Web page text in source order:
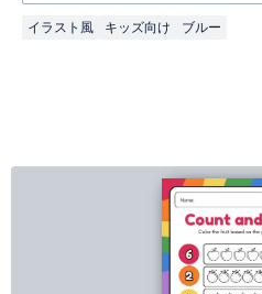
イラスト風 キッズ向け ブルー